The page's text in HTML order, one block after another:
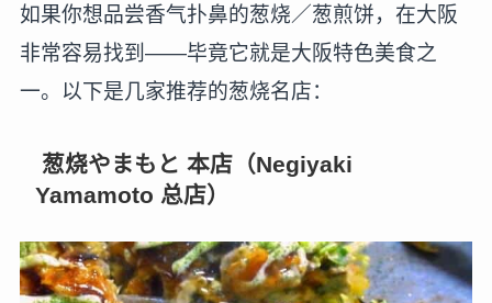
如果你想品尝香气扑鼻的葱烧／葱煎饼，在大阪
非常容易找到——毕竟它就是大阪特色美食之
一。以下是几家推荐的葱烧名店：
葱烧やまもと 本店（Negiyaki
Yamamoto 总店）